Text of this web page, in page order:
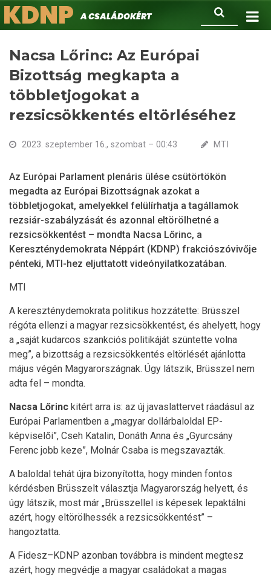
Ugrás
a
Keresés
KDNPA családokért.
Nacsa Lőrinc: Az Európai
Bizottság megkapta a
többletjogokat a
rezsicsökkentés eltörléséhez
2023. szeptember 16., szombat – 00:43 MTI
Az Európai Parlament plenáris ülése csütörtökön
megadta az Európai Bizottságnak azokat a
többletjogokat, amelyekkel felülírhatja a tagállamok
rezsiár-szabályzását és azonnal eltörölhetné a
rezsicsökkentést – mondta Nacsa Lőrinc, a
Kereszténydemokrata Néppárt (KDNP) frakciószóvivője
pénteki, MTI-hez eljuttatott videónyilatkozatában.
MTI
A kereszténydemokrata politikus hozzátette: Brüsszel
régóta ellenzi a magyar rezsicsökkentést, és ahelyett, hogy
a „saját kudarcos szankciós politikáját szüntette volna
meg”, a bizottság a rezsicsökkentés eltörlését ajánlotta
május végén Magyarországnak. Úgy látszik, Brüsszel nem
adta fel – mondta.
Nacsa Lőrinc kitért arra is: az új javaslattervet ráadásul az
Európai Parlamentben a „magyar dollárbaloldal EP-
képviselői”, Cseh Katalin, Donáth Anna és „Gyurcsány
Ferenc jobb keze”, Molnár Csaba is megszavazták.
A baloldal tehát újra bizonyította, hogy minden fontos
kérdésben Brüsszelt választja Magyarország helyett, és
úgy látszik, most már „Brüsszellel is képesek lepaktálni
azért, hogy eltörölhessék a rezsicsökkentést” –
hangoztatta.
A Fidesz–KDNP azonban továbbra is mindent megtesz
azért, hogy megvédje a magyar családokat a magas